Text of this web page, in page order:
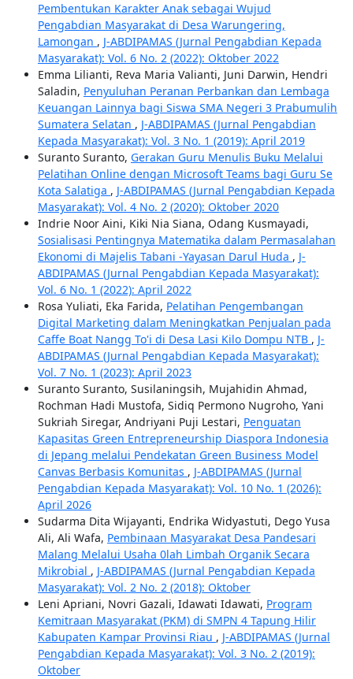
Pembentukan Karakter Anak sebagai Wujud
Pengabdian Masyarakat di Desa Warungering,
Lamongan , J-ABDIPAMAS (Jurnal Pengabdian Kepada
Masyarakat): Vol. 6 No. 2 (2022): Oktober 2022
Emma Lilianti, Reva Maria Valianti, Juni Darwin, Hendri
Saladin, Penyuluhan Peranan Perbankan dan Lembaga
Keuangan Lainnya bagi Siswa SMA Negeri 3 Prabumulih
Sumatera Selatan , J-ABDIPAMAS (Jurnal Pengabdian
Kepada Masyarakat): Vol. 3 No. 1 (2019): April 2019
Suranto Suranto, Gerakan Guru Menulis Buku Melalui
Pelatihan Online dengan Microsoft Teams bagi Guru Se
Kota Salatiga , J-ABDIPAMAS (Jurnal Pengabdian Kepada
Masyarakat): Vol. 4 No. 2 (2020): Oktober 2020
Indrie Noor Aini, Kiki Nia Siana, Odang Kusmayadi,
Sosialisasi Pentingnya Matematika dalam Permasalahan
Ekonomi di Majelis Tabani -Yayasan Darul Huda , J-
ABDIPAMAS (Jurnal Pengabdian Kepada Masyarakat):
Vol. 6 No. 1 (2022): April 2022
Rosa Yuliati, Eka Farida, Pelatihan Pengembangan
Digital Marketing dalam Meningkatkan Penjualan pada
Caffe Boat Nangg To'i di Desa Lasi Kilo Dompu NTB , J-
ABDIPAMAS (Jurnal Pengabdian Kepada Masyarakat):
Vol. 7 No. 1 (2023): April 2023
Suranto Suranto, Susilaningsih, Mujahidin Ahmad,
Rochman Hadi Mustofa, Sidiq Permono Nugroho, Yani
Sukriah Siregar, Andriyani Puji Lestari, Penguatan
Kapasitas Green Entrepreneurship Diaspora Indonesia
di Jepang melalui Pendekatan Green Business Model
Canvas Berbasis Komunitas , J-ABDIPAMAS (Jurnal
Pengabdian Kepada Masyarakat): Vol. 10 No. 1 (2026):
April 2026
Sudarma Dita Wijayanti, Endrika Widyastuti, Dego Yusa
Ali, Ali Wafa, Pembinaan Masyarakat Desa Pandesari
Malang Melalui Usaha 0lah Limbah Organik Secara
Mikrobial , J-ABDIPAMAS (Jurnal Pengabdian Kepada
Masyarakat): Vol. 2 No. 2 (2018): Oktober
Leni Apriani, Novri Gazali, Idawati Idawati, Program
Kemitraan Masyarakat (PKM) di SMPN 4 Tapung Hilir
Kabupaten Kampar Provinsi Riau , J-ABDIPAMAS (Jurnal
Pengabdian Kepada Masyarakat): Vol. 3 No. 2 (2019):
Oktober